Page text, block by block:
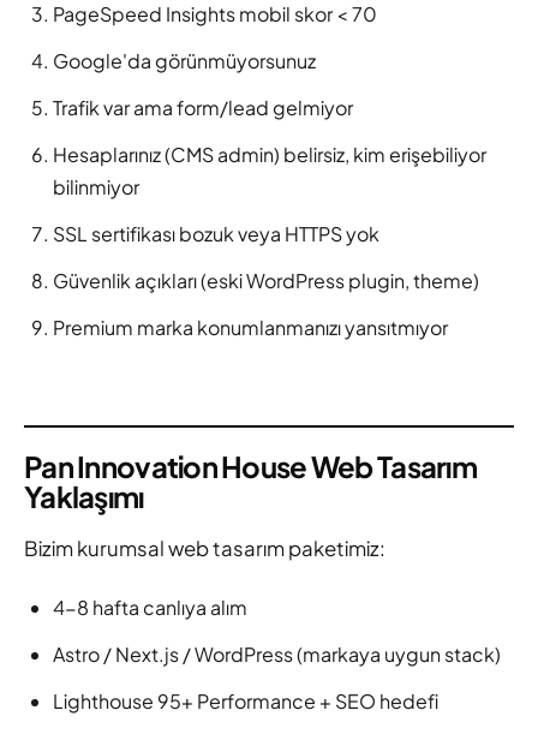
PageSpeed Insights mobil skor < 70
Google'da görünmüyorsunuz
Trafik var ama form/lead gelmiyor
Hesaplarınız (CMS admin) belirsiz, kim erişebiliyor
bilinmiyor
SSL sertifikası bozuk veya HTTPS yok
Güvenlik açıkları (eski WordPress plugin, theme)
Premium marka konumlanmanızı yansıtmıyor
Pan Innovation House Web Tasarım
Yaklaşımı
Bizim kurumsal web tasarım paketimiz:
4-8 hafta canlıya alım
Astro / Next.js / WordPress (markaya uygun stack)
Lighthouse 95+ Performance + SEO hedefi